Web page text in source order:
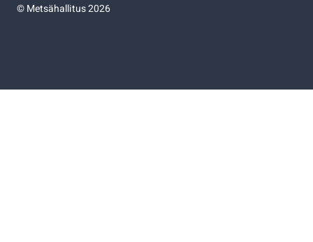
©Metsähallitus 2026